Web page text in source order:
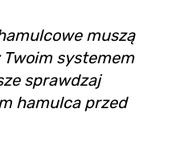
muszą
systemem
sprawdzaj
hamulca przed